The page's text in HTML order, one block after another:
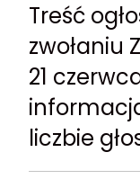
Treść
zwołaniu
21
liczbie